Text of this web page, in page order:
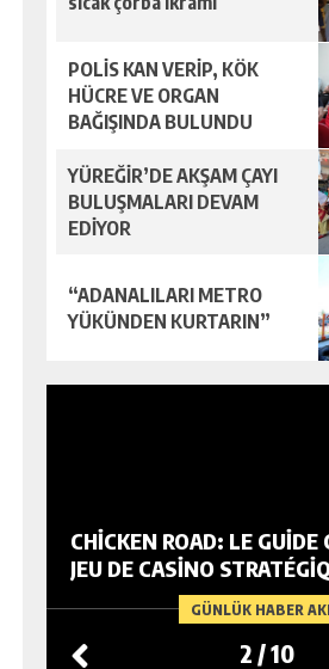
POLİS KAN VERİP, KÖK
HÜCRE VE ORGAN
BAĞIŞINDA BULUNDU
YÜREĞİR’DE AKŞAM ÇAYI
BULUŞMALARI DEVAM
EDİYOR
“ADANALILARI METRO
YÜKÜNDEN KURTARIN”
GÜNLÜK HABER
CHICKEN ROAD: LE
JEU DE CASINO
2 /10